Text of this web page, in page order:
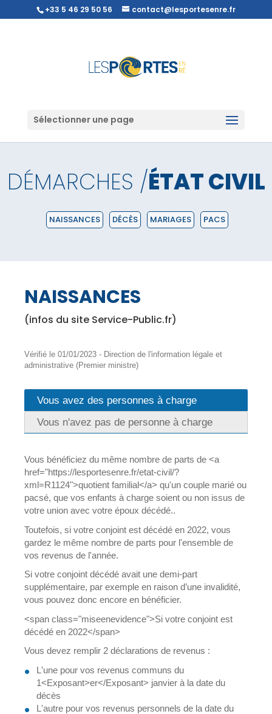
+33 5 46 29 50 56 contact@lesportesenre.fr
Sélectionner une page
DÉMARCHES /ÉTAT CIVIL
NAISSANCES DÉCÈS MARIAGES PACS
NAISSANCES
(infos du site Service-Public.fr)
Vérifié le 01/01/2023 - Direction de l'information légale et
administrative (Premier ministre)
Vous avez des personnes à charge
Vous n'avez pas de personne à charge
Vous bénéficiez du même nombre de parts de <a
href="https://lesportesenre.fr/etat-civil/?
xml=R1124">quotient familial</a> qu'un couple marié ou
pacsé, que vos enfants à charge soient ou non issus de
votre union avec votre époux décédé..
Toutefois, si votre conjoint est décédé en 2022, vous
gardez le même nombre de parts pour l'ensemble de
vos revenus de l'année.
Si votre conjoint décédé avait une demi-part
supplémentaire, par exemple en raison d’une invalidité,
vous pouvez donc encore en bénéficier.
<span class="miseenevidence">Si votre conjoint est
décédé en 2022</span>
Vous devez remplir 2 déclarations de revenus :
L'une pour vos revenus communs du
1<Exposant>er</Exposant> janvier à la date du
décès
L'autre pour vos revenus personnels de la date du